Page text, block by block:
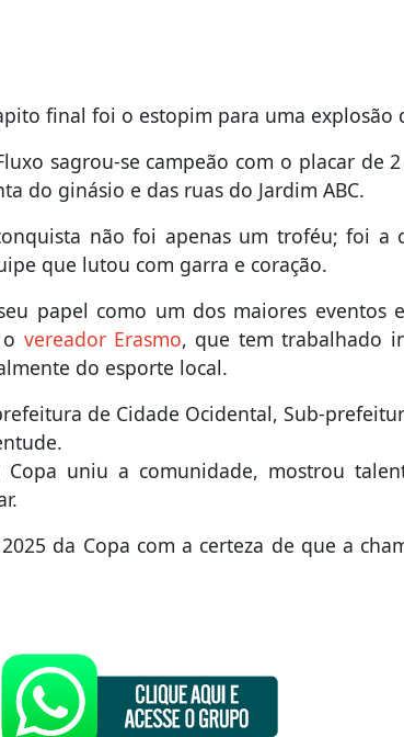
final foi o estopim para uma explosão
sagrou-se campeão com o placar de
do ginásio e das ruas do Jardim ABC.
não foi apenas um troféu; foi a
que lutou com garra e coração.
papel como um dos maiores eventos
vereador Erasmo, que tem trabalhado
do esporte local.
de Cidade Ocidental, Sub-
uniu a comunidade, mostrou
da Copa com a certeza de que a